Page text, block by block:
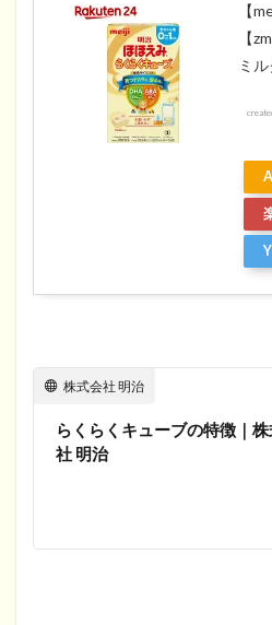
【
【
ミ
株式会社 明治
らくらくキューブの特徴｜
社 明治